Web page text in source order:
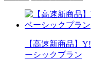
【高速新商品】
ーシックプラン